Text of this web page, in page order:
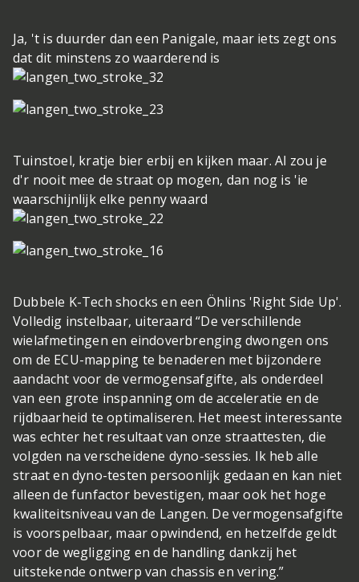
Ja, 't is duurder dan een Panigale, maar iets zegt ons
dat dit minstens zo waarderend is
Tuinstoel, kratje bier erbij en kijken maar. Al zou je
d'r nooit mee de straat op mogen, dan nog is 'ie
waarschijnlijk elke penny waard
Dubbele K-Tech shocks en een Öhlins 'Right Side Up'.
Volledig instelbaar, uiteraard “De verschillende
wielafmetingen en eindoverbrenging dwongen ons
om de ECU-mapping te benaderen met bijzondere
aandacht voor de vermogensafgifte, als onderdeel
van een grote inspanning om de acceleratie en de
rijdbaarheid te optimaliseren. Het meest interessante
was echter het resultaat van onze straattesten, die
volgden na verscheidene dyno-sessies. Ik heb alle
straat en dyno-testen persoonlijk gedaan en kan niet
alleen de funfactor bevestigen, maar ook het hoge
kwaliteitsniveau van de Langen. De vermogensafgifte
is voorspelbaar, maar opwindend, en hetzelfde geldt
voor de wegligging en de handling dankzij het
uitstekende ontwerp van chassis en vering.”